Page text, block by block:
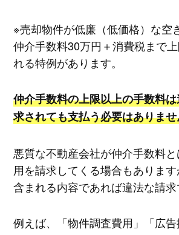
※売却物件が低廉（低価格）な空
仲介手数料30万円＋消費税まで
れる特例があります。
仲介手数料の上限以上の手数料
求されても支払う必要はありま
悪質な不動産会社が仲介手数料
用を請求してくる場合もありま
含まれる内容であれば違法な請求
例えば、「物件調査費用」「広